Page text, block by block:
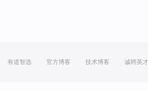
有道智选 官方博客 技术博客 诚聘英才